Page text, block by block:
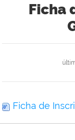
Ficha
Ficha de